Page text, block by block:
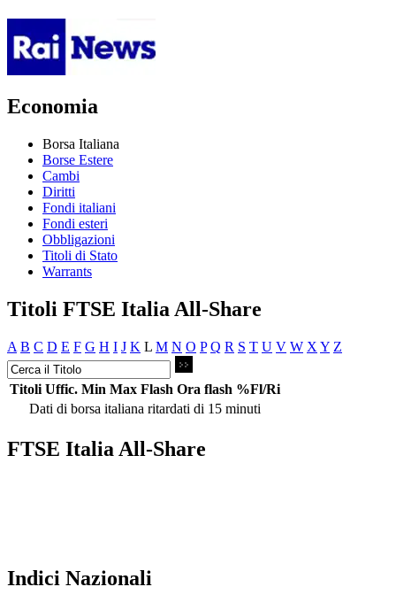
Economia
Borsa Italiana
Borse Estere
Cambi
Diritti
Fondi italiani
Fondi esteri
Obbligazioni
Titoli di Stato
Warrants
Titoli FTSE Italia All-Share
A B C D E F G H I J K L M N O P Q R S T U V W X Y Z
Titoli Uffic. Min Max Flash Ora flash %Fl/Ri
Dati di borsa italiana ritardati di 15 minuti
FTSE Italia All-Share
Indici Nazionali